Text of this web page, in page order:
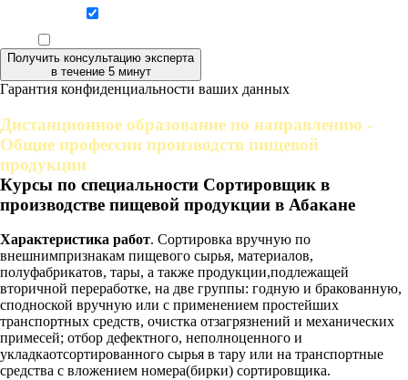
Получить консультацию эксперта
в течение 5 минут
Гарантия конфиденциальности ваших данных
Дистанционное образование по направлению -
Общие профессии производств пищевой
продукции
Курсы по специальности Сортировщик в
производстве пищевой продукции в Абакане
Характеристика работ. Сортировка вручную по
внешнимпризнакам пищевого сырья, материалов,
полуфабрикатов, тары, а также продукции,подлежащей
вторичной переработке, на две группы: годную и бракованную,
сподноской вручную или с применением простейших
транспортных средств, очистка отзагрязнений и механических
примесей; отбор дефектного, неполноценного и
укладкаотсортированного сырья в тару или на транспортные
средства с вложением номера(бирки) сортировщика.